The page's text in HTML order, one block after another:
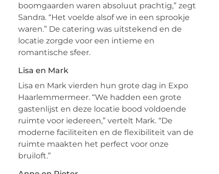
boomgaarden waren absoluut prachtig,” zegt
Sandra. “Het voelde alsof we in een sprookje
waren.” De catering was uitstekend en de
locatie zorgde voor een intieme en
romantische sfeer.
Lisa en Mark
Lisa en Mark vierden hun grote dag in Expo
Haarlemmermeer. “We hadden een grote
gastenlijst en deze locatie bood voldoende
ruimte voor iedereen,” vertelt Mark. “De
moderne faciliteiten en de flexibiliteit van de
ruimte maakten het perfect voor onze
bruiloft.”